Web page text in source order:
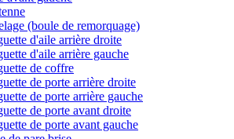
(boule de remorquage)
d'aile arrière droite
d'aile arrière gauche
de coffre
de porte arrière droite
de porte arrière gauche
de porte avant droite
de porte avant gauche